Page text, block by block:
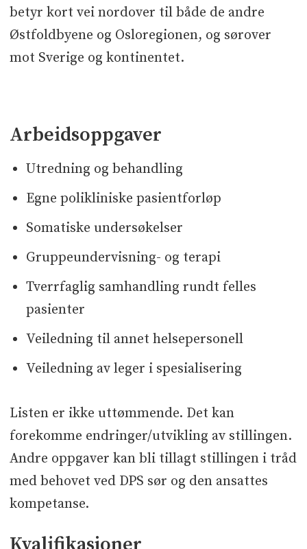
betyr kort vei nordover til både de andre
Østfoldbyene og Osloregionen, og sørover
mot Sverige og kontinentet.
Arbeidsoppgaver
Utredning og behandling
Egne polikliniske pasientforløp
Somatiske undersøkelser
Gruppeundervisning- og terapi
Tverrfaglig samhandling rundt felles
pasienter
Veiledning til annet helsepersonell
Veiledning av leger i spesialisering
Listen er ikke uttømmende. Det kan
forekomme endringer/utvikling av stillingen.
Andre oppgaver kan bli tillagt stillingen i tråd
med behovet ved DPS sør og den ansattes
kompetanse.